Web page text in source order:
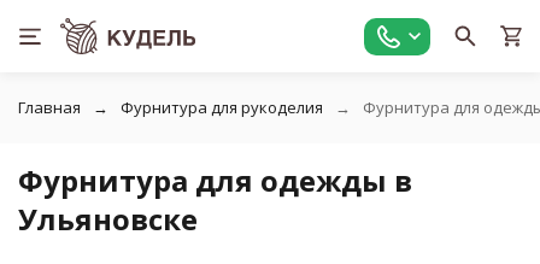
Главная Фурнитура для рукоделия Фурнитура для
Фурнитура для одежды в
Ульяновске